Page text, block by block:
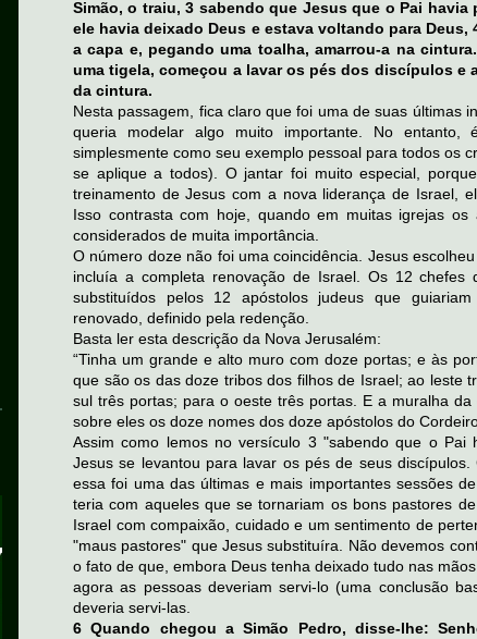
Simão, o traiu, 3 sabendo que Jesus que o Pai
ele havia deixado Deus e estava voltando para
a capa e, pegando uma toalha, amarrou-a na
uma tigela, começou a lavar os pés dos discípulos e
da cintura.
Nesta passagem, fica claro que foi uma de suas últimas
queria modelar algo muito importante. No entanto,
simplesmente como seu exemplo pessoal para todos os
se aplique a todos). O jantar foi muito especial,
treinamento de Jesus com a nova liderança de Israel,
Isso contrasta com hoje, quando em muitas igrejas
considerados de muita importância.
O número doze não foi uma coincidência. Jesus
incluía a completa renovação de Israel. Os 12 chefes
substituídos pelos 12 apóstolos judeus que
renovado, definido pela redenção.
Basta ler esta descrição da Nova Jerusalém:
“Tinha um grande e alto muro com doze portas; e às
que são os das doze tribos dos filhos de Israel; ao leste
sul três portas; para o oeste três portas. E a muralha
sobre eles os doze nomes dos doze apóstolos do
Assim como lemos no versículo 3 "sabendo que o Pai
Jesus se levantou para lavar os pés de seus discípulos.
essa foi uma das últimas e mais importantes sessões
teria com aqueles que se tornariam os bons pastores
Israel com compaixão, cuidado e um sentimento de
"maus pastores" que Jesus substituíra. Não devemos
o fato de que, embora Deus tenha deixado tudo nas
agora as pessoas deveriam servi-lo (uma conclusão
deveria servi-las.
6 Quando chegou a Simão Pedro, disse-lhe: